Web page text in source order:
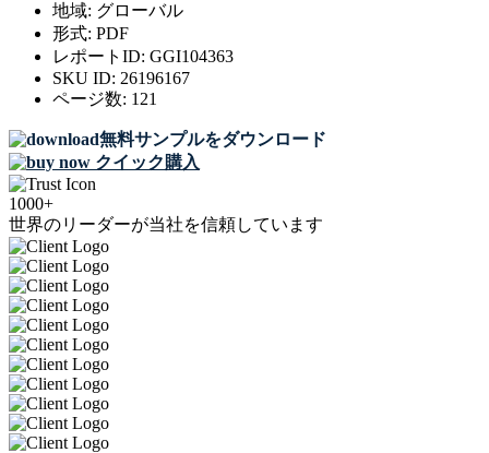
地域: グローバル
形式: PDF
レポートID: GGI104363
SKU ID: 26196167
ページ数: 121
無料サンプルをダウンロード
クイック購入
1000+
世界のリーダーが当社を信頼しています